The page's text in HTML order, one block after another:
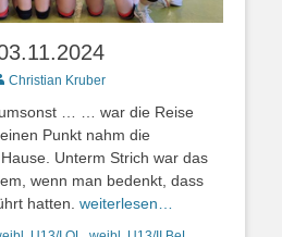
Christian Kruber
… … war die Reise
Punkt nahm die
Unterm Strich war das
wenn man bedenkt, dass
hatten. weiterlesen…